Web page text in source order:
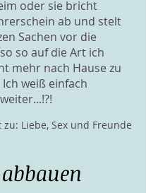
oder sie bricht
ab und stelt
Sachen vor die
so auf die Art ich
mehr nach Hause zu
weiß einfach
zu: Liebe, Sex und Freunde